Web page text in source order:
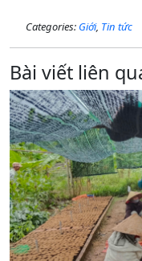
Categories: Giới, Tin tức
Bài viết liên